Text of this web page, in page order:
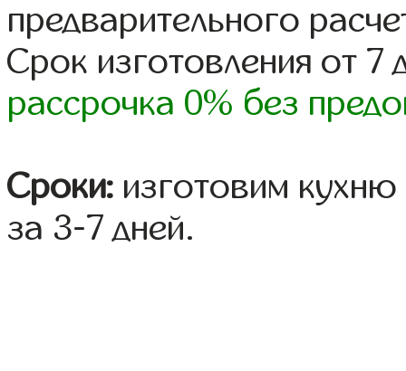
предварительного
Срок изготовления от 7
рассрочка 0% без
Сроки: изготовим
за 3-7 дней.